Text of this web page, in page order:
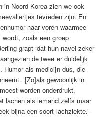
in Noord-Korea zien we ook
tevreden zijn. En
naar voren waarmee
zoals een groep
grapt ‘dat hun navel zeker
de twee er duidelijk
Humor als medicijn dus, die
‘[Zo]als gewoonlijk in
worden onderdrukt,
lachen als iemand zelfs maar
bijna een soort lachziekte.’